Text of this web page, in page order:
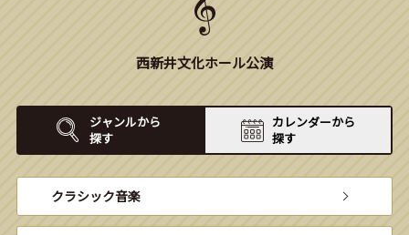
西新井文化ホール公演
ジャンルから
探す
カレンダーから
探す
クラシック音楽